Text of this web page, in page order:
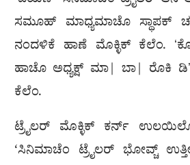
ಸಮೂಹ್ ಮಾಧ್ಯಮಾಚೊ ಸ್ಥಾಪಕ್
ನಂದಳಿಕೆ ಹಾಣೆ ಮೊಕ್ಳಿಕ್ ಕೆಲೆಂ.
ಹಾಚೊ ಅಧ್ಯಕ್ಷ್ ಮಾ| ಬಾ| ರೊಕಿ
ಕೆಲೆಂ.
ಟ್ರೈಲರ್ ಮೊಕ್ಳಿಕ್ ಕರ್ನ್
‘ಸಿನಿಮಾಚೆಂ ಟ್ರೈಲರ್ ಭೋವ್ಚ್